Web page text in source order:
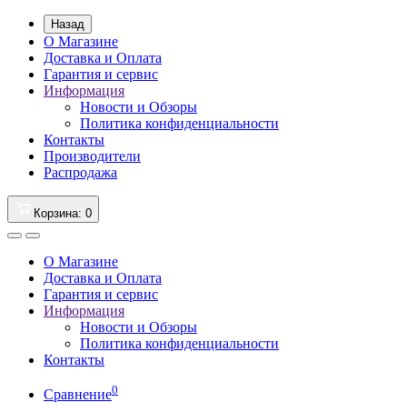
Назад
О Магазине
Доставка и Оплата
Гарантия и сервис
Информация
Новости и Обзоры
Политика конфиденциальности
Контакты
Производители
Распродажа
Корзина: 0
О Магазине
Доставка и Оплата
Гарантия и сервис
Информация
Новости и Обзоры
Политика конфиденциальности
Контакты
Сравнение0